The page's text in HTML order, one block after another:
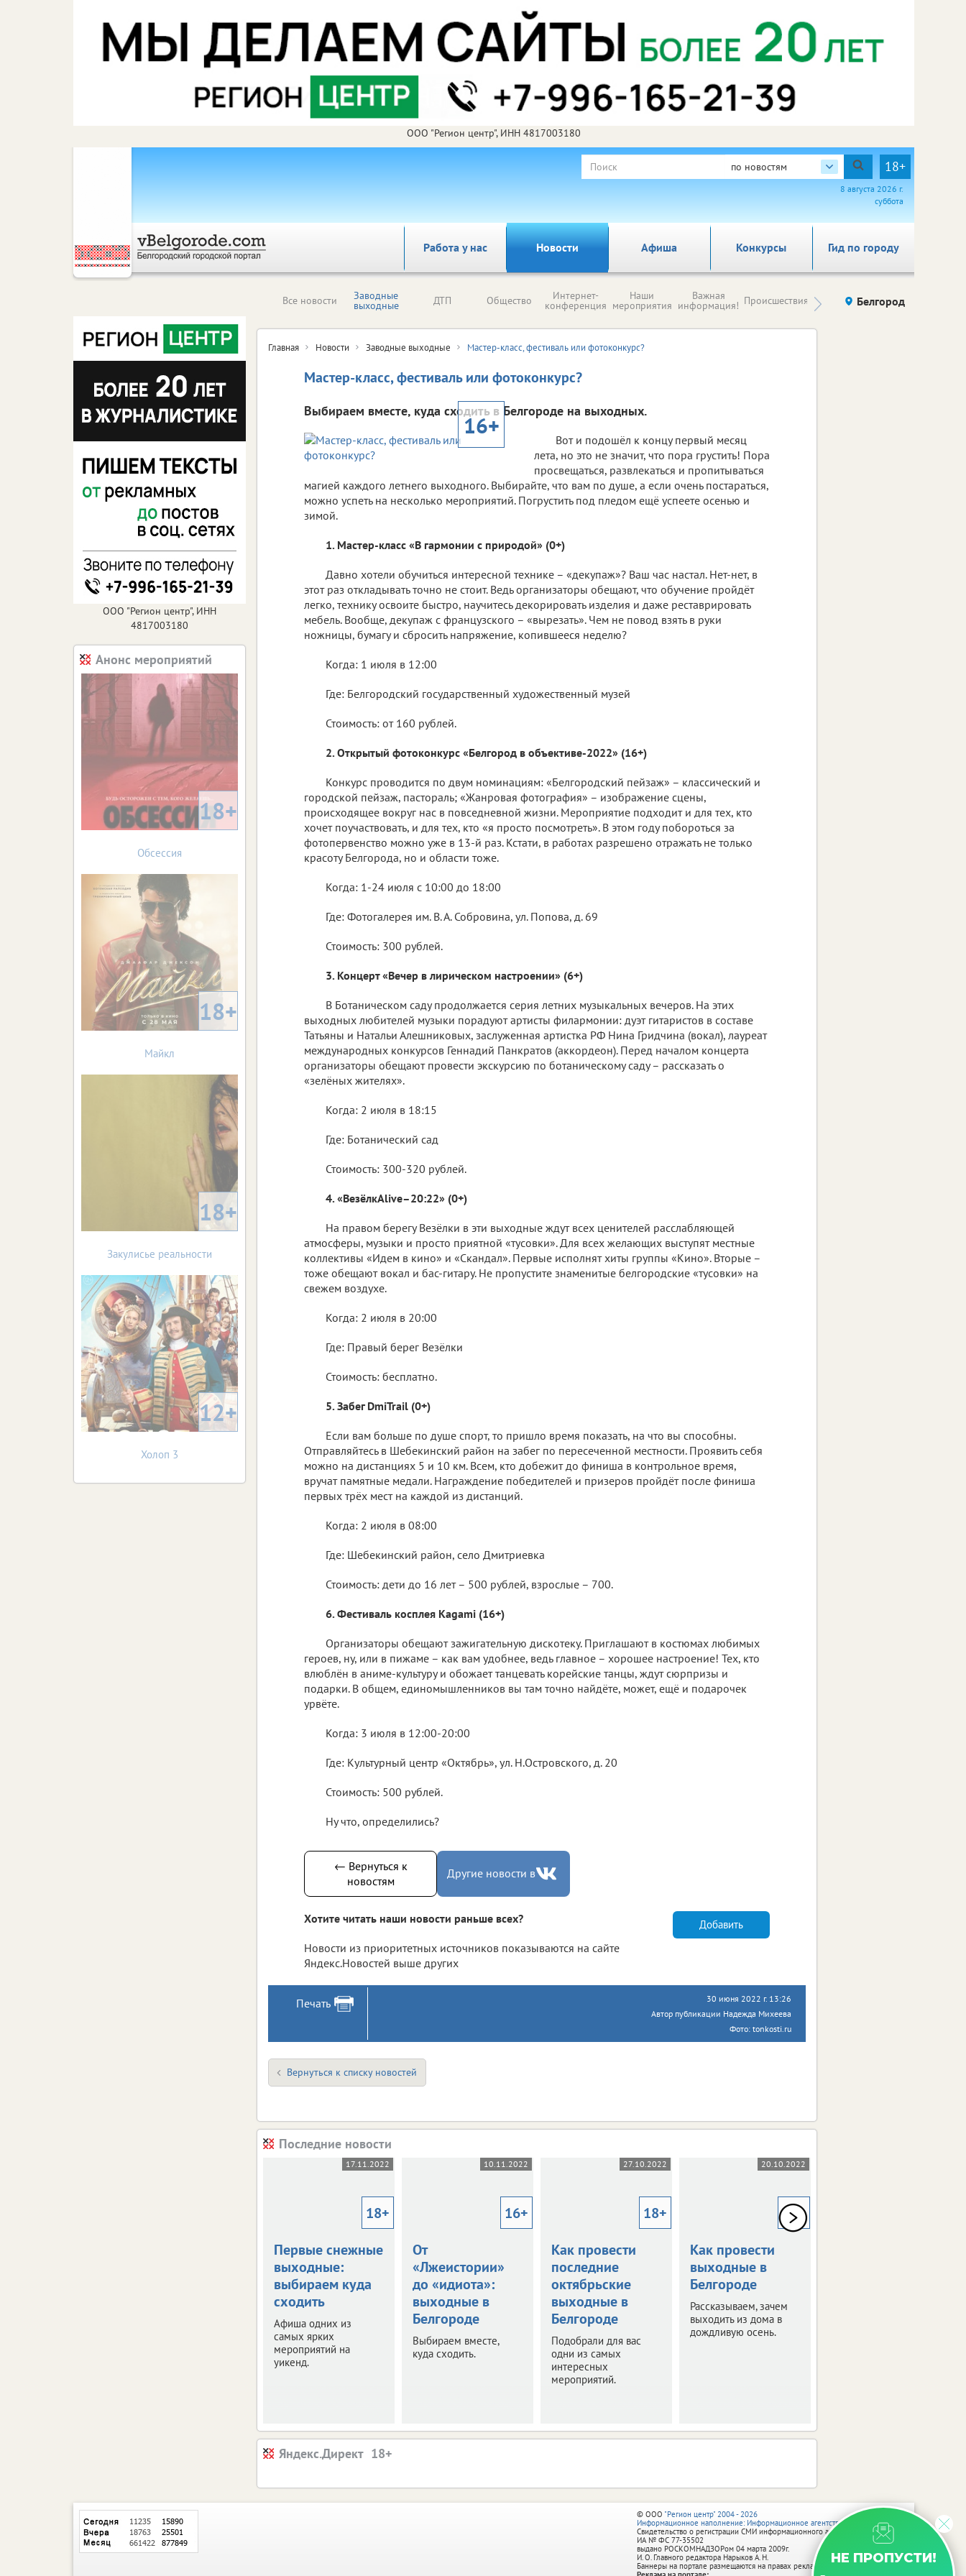
ООО "Регион центр", ИНН 4817003180
по новостям 18+
8 августа 2026 г.
суббота
Работа у нас Новости Афиша Гид по городу
Конкурсы
Все новости Заводные
выходные ДТП Общество Интернет-
конференция
Наши
мероприятия
Важная
информация! Происшествия Здоровье компаний (на
правах
Белгород
Главная Новости Заводные выходные Мастер-класс, фестиваль или фотоконкурс?
Мастер-класс, фестиваль или фотоконкурс?
Выбираем вместе, куда сходить в Белгороде на выходных.
16+
Вот и подошёл к концу первый месяц
лета, но это не значит, что пора грустить! Пора
просвещаться, развлекаться и пропитываться
магией каждого летнего выходного. Выбирайте, что вам по душе, а если очень постараться,
можно успеть на несколько мероприятий. Погрустить под пледом ещё успеете осенью и
зимой.
1. Мастер-класс «В гармонии с природой» (0+)
Давно хотели обучиться интересной технике – «декупаж»? Ваш час настал. Нет-нет, в
этот раз откладывать точно не стоит. Ведь организаторы обещают, что обучение пройдёт
легко, технику освоите быстро, научитесь декорировать изделия и даже реставрировать
мебель. Вообще, декупаж с французского – «вырезать». Чем не повод взять в руки
ножницы, бумагу и сбросить напряжение, копившееся неделю?
Когда: 1 июля в 12:00
Где: Белгородский государственный художественный музей
Стоимость: от 160 рублей.
2. Открытый фотоконкурс «Белгород в объективе-2022» (16+)
Конкурс проводится по двум номинациям: «Белгородский пейзаж» – классический и
городской пейзаж, пастораль; «Жанровая фотография» – изображение сцены,
происходящее вокруг нас в повседневной жизни. Мероприятие подходит и для тех, кто
хочет поучаствовать, и для тех, кто «я просто посмотреть». В этом году побороться за
фотопервенство можно уже в 13-й раз. Кстати, в работах разрешено отражать не только
красоту Белгорода, но и области тоже.
Когда: 1-24 июля с 10:00 до 18:00
Где: Фотогалерея им. В. А. Собровина, ул. Попова, д. 69
Стоимость: 300 рублей.
3. Концерт «Вечер в лирическом настроении» (6+)
В Ботаническом саду продолжается серия летних музыкальных вечеров. На этих
выходных любителей музыки порадуют артисты филармонии: дуэт гитаристов в составе
Татьяны и Натальи Алешниковых, заслуженная артистка РФ Нина Гридчина (вокал), лауреат
международных конкурсов Геннадий Панкратов (аккордеон). Перед началом концерта
организаторы обещают провести экскурсию по ботаническому саду – рассказать о
«зелёных жителях».
Когда: 2 июля в 18:15
Где: Ботанический сад
Стоимость: 300-320 рублей.
4. «ВезёлкAlive–20:22» (0+)
На правом берегу Везёлки в эти выходные ждут всех ценителей расслабляющей
атмосферы, музыки и просто приятной «тусовки». Для всех желающих выступят местные
коллективы «Идем в кино» и «Скандал». Первые исполнят хиты группы «Кино». Вторые –
тоже обещают вокал и бас-гитару. Не пропустите знаменитые белгородские «тусовки» на
свежем воздухе.
Когда: 2 июля в 20:00
Где: Правый берег Везёлки
Стоимость: бесплатно.
5. Забег DmiTrail (0+)
Если вам больше по душе спорт, то пришло время показать, на что вы способны.
Отправляйтесь в Шебекинский район на забег по пересеченной местности. Проявить себя
можно на дистанциях 5 и 10 км. Всем, кто добежит до финиша в контрольное время,
вручат памятные медали. Награждение победителей и призеров пройдёт после финиша
первых трёх мест на каждой из дистанций.
Когда: 2 июля в 08:00
Где: Шебекинский район, село Дмитриевка
Стоимость: дети до 16 лет – 500 рублей, взрослые – 700.
6. Фестиваль косплея Kagami (16+)
Организаторы обещают зажигательную дискотеку. Приглашают в костюмах любимых
героев, ну, или в пижаме – как вам удобнее, ведь главное – хорошее настроение! Тех, кто
влюблён в аниме-культуру и обожает танцевать корейские танцы, ждут сюрпризы и
подарки. В общем, единомышленников вы там точно найдёте, может, ещё и подарочек
урвёте.
Когда: 3 июля в 12:00-20:00
Где: Культурный центр «Октябрь», ул. Н.Островского, д. 20
Стоимость: 500 рублей.
Ну что, определились?
← Вернуться к
новостям
Другие новости в
Хотите читать наши новости раньше всех?
Новости из приоритетных источников показываются на сайте
Яндекс.Новостей выше других
Добавить
Печать
30 июня 2022 г. 13:26
Автор публикации Надежда Михеева
Фото: tonkosti.ru
Вернуться к списку новостей
Последние новости
17.11.2022
18+
Первые снежные
выходные:
выбираем куда
сходить
Афиша одних из
самых ярких
мероприятий на
уикенд.
10.11.2022
16+
От
«Лжеистории»
до «идиота»:
выходные в
Белгороде
Выбираем вместе,
куда сходить.
27.10.2022
18+
Как провести
последние
октябрьские
выходные в
Белгороде
Подобрали для вас
одни из самых
интересных
мероприятий.
20.10.2022
18+
Как провести
выходные в
Белгороде
Рассказываем, зачем
выходить из дома в
дождливую осень.
Яндекс.Директ
ООО "Регион центр", ИНН
4817003180
Анонс мероприятий
18+
Обсессия
18+
Майкл
18+
Закулисье реальности
12+
Холоп 3
НЕ ПРОПУСТИ!
© ООО "Регион центр" 2004 - 2026
Информационное наполнение: Информационное агентство vRossii.ru
Свидетельство о регистрации СМИ информационного агентства vRossii.ru
ИА № ФС 77‑35502
выдано РОСКОМНАДЗОРом 04 марта 2009г.
И. О. Главного редактора Нарыков А. Н.
Баннеры на портале размещаются на правах рекламы.